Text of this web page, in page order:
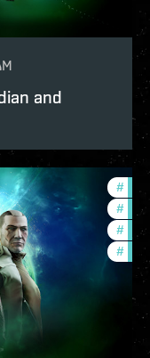
and
#
#
#
#